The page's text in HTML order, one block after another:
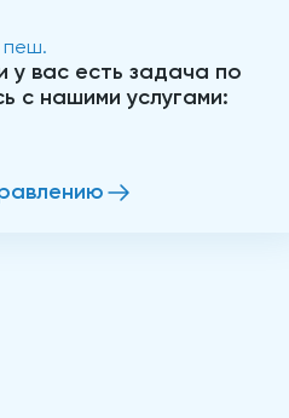
пеш.
у вас есть задача по
с нашими услугами: